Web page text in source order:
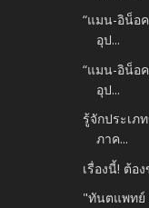
“แมน-อิน็อ
อุป...
“แมน-อิน็อ
อุป...
รู้จักประเภ
ภาค...
เรื่องนี้! ต้อ
"ทันตแพทย์